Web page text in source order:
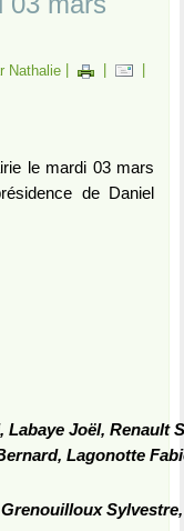
Nathalie
le mardi 03 mars
de Daniel
Labaye Joël, Renault
Lagonotte
Sylvestre,